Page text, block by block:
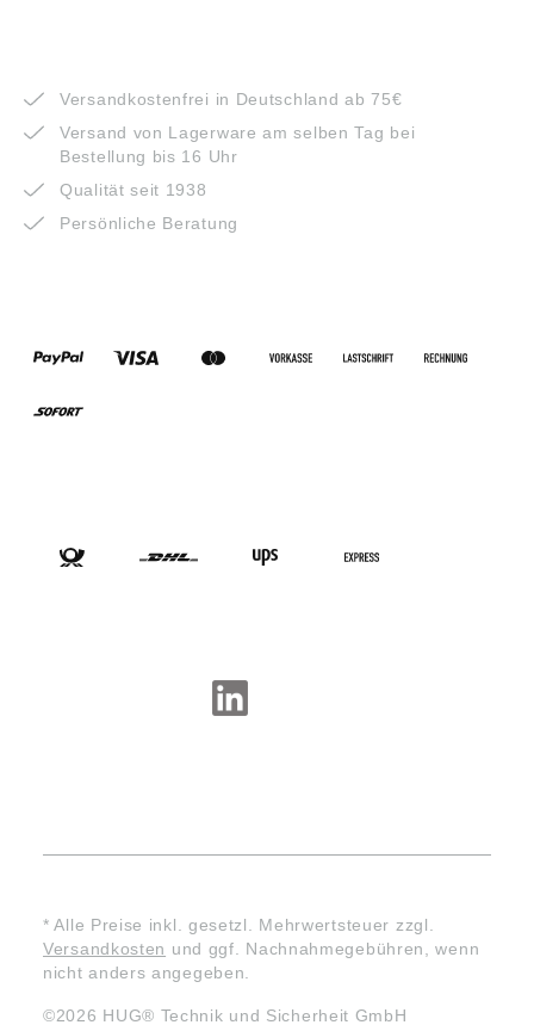
Versandkostenfrei in Deutschland ab 75€
Versand von Lagerware am selben Tag bei
Bestellung bis 16 Uhr
Qualität seit 1938
Persönliche Beratung
* Alle Preise inkl. gesetzl. Mehrwertsteuer zzgl.
Versandkosten und ggf. Nachnahmegebühren, wenn
nicht anders angegeben.
©2026 HUG® Technik und Sicherheit GmbH